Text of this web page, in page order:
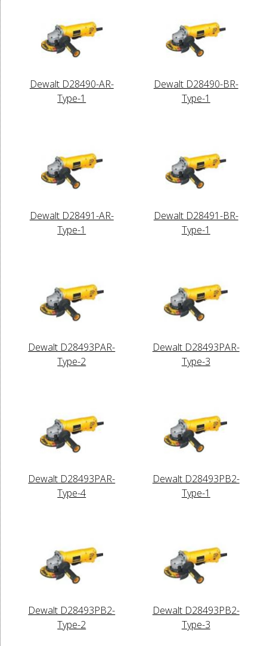
Dewalt D28490-AR-
Type-1
Dewalt D28490-BR-
Type-1
Dewalt D28491-AR-
Type-1
Dewalt D28491-BR-
Type-1
Dewalt D28493PAR-
Type-2
Dewalt D28493PAR-
Type-3
Dewalt D28493PAR-
Type-4
Dewalt D28493PB2-
Type-1
Dewalt D28493PB2-
Type-2
Dewalt D28493PB2-
Type-3